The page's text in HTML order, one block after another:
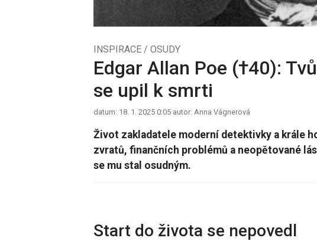
INSPIRACE / OSUDY
Edgar Allan Poe (†40):
se upil k smrti
datum: 18. 1. 2025 0:05 autor: Anna Vágnerová
Život zakladatele moderní detektivky a krále
zvratů, finančních problémů a neopětované
se mu stal osudným.
Start do života se nepovedl